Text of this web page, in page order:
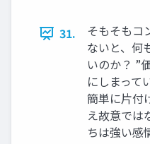
31.
そもそもコ
ないと、何
いのか？ ”
にしまって
簡単に片付
え故意では
ちは強い感